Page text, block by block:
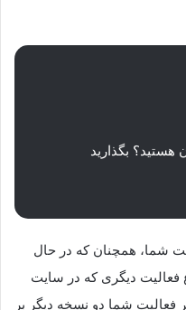
هستید؟ بگذارید
شما، همچنان که در حال
فعالیت دیگری که در سایت
فعالیت شما دو نسخه دیگر بر